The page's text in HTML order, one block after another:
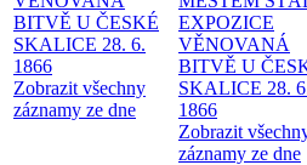
BITVĚ U ČESKÉ
SKALICE 28. 6.
1866
Zobrazit všechny
záznamy ze dne
EXPOZICE
VĚNOVANÁ
BITVĚ U
SKALICE 28.
1866
Zobrazit
záznamy ze dne